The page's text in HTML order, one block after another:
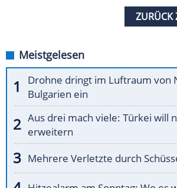
ZURÜCK
Meistgelesen
Drohne dringt im Luftraum von
Bulgarien ein
Aus drei mach viele: Türkei will
erweitern
Mehrere Verletzte durch